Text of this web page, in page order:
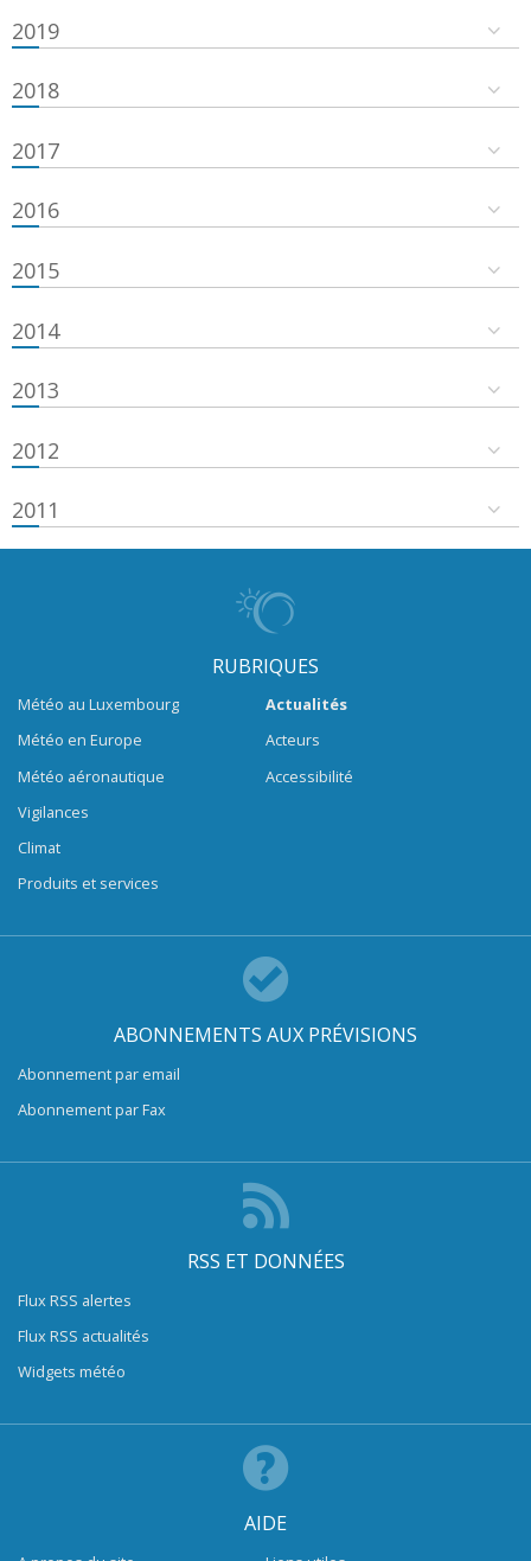
2019
2018
2017
2016
2015
2014
2013
2012
2011
RUBRIQUES
Météo au Luxembourg
Météo en Europe
Météo aéronautique
Vigilances
Climat
Produits et services
Actualités
Acteurs
Accessibilité
ABONNEMENTS AUX PRÉVISIONS
Abonnement par email
Abonnement par Fax
RSS ET DONNÉES
Flux RSS alertes
Flux RSS actualités
Widgets météo
AIDE